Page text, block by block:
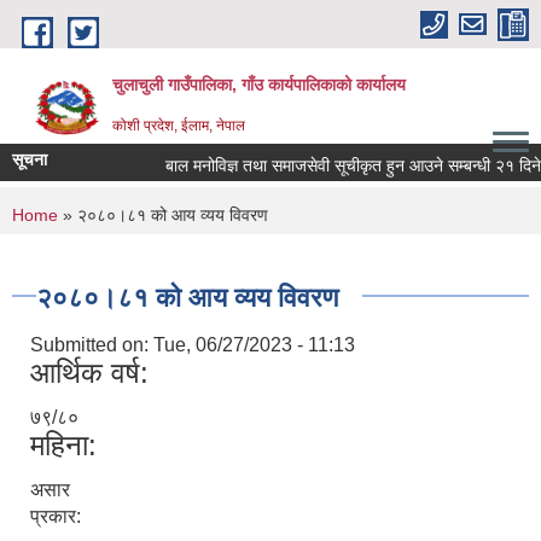
Skip to main content
चुलाचुली गाउँपालिका, गाँउ कार्यपालिकाको कार्यालय
कोशी प्रदेश, ईलाम, नेपाल
सूचना बाल मनोविज्ञ तथा समाजसेवी सूचीकृत हुन आउने सम्बन्धी २१ दिने
You are here
Home » २०८०।८१ को आय व्यय विवरण
२०८०।८१ को आय व्यय विवरण
Submitted on: Tue, 06/27/2023 - 11:13
आर्थिक वर्ष:
७९/८०
महिना:
असार
प्रकार: